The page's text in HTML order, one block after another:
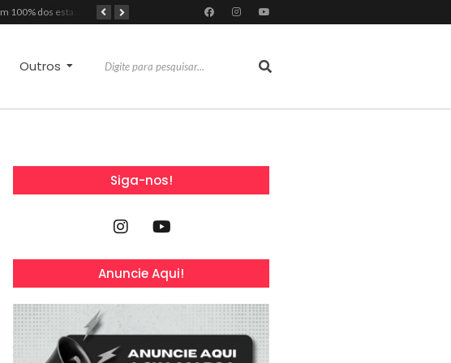
Líderes de roubo no país, Chevrolet Ônix e Prisma, Hyundai HB20 e Ford Ka enfrentam escassez de peças originais
Outros
Siga-nos!
Anuncie Aqui!